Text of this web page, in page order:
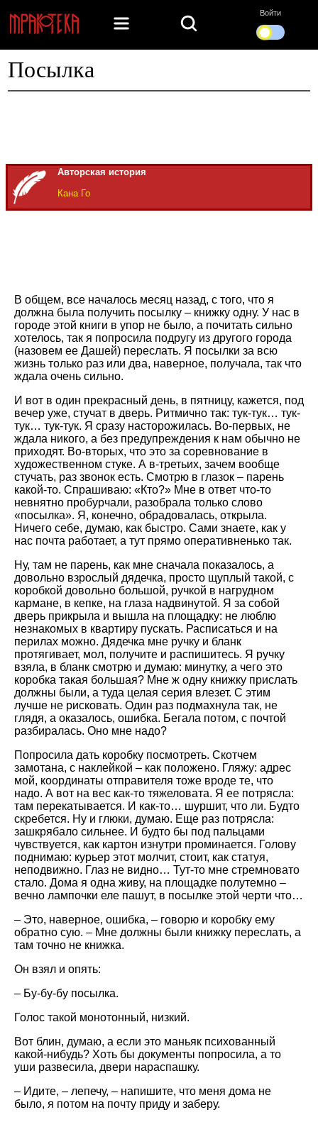
Войти
Посылка
Авторская история
Кана Го
В общем, все началось месяц назад, с того, что я
должна была получить посылку – книжку одну. У нас в
городе этой книги в упор не было, а почитать сильно
хотелось, так я попросила подругу из другого города
(назовем ее Дашей) переслать. Я посылки за всю
жизнь только раз или два, наверное, получала, так что
ждала очень сильно.
И вот в один прекрасный день, в пятницу, кажется, под
вечер уже, стучат в дверь. Ритмично так: тук-тук… тук-
тук… тук-тук. Я сразу насторожилась. Во-первых, не
ждала никого, а без предупреждения к нам обычно не
приходят. Во-вторых, что это за соревнование в
художественном стуке. А в-третьих, зачем вообще
стучать, раз звонок есть. Смотрю в глазок – парень
какой-то. Спрашиваю: «Кто?» Мне в ответ что-то
невнятно пробурчали, разобрала только слово
«посылка». Я, конечно, обрадовалась, открыла.
Ничего себе, думаю, как быстро. Сами знаете, как у
нас почта работает, а тут прямо оперативненько так.
Ну, там не парень, как мне сначала показалось, а
довольно взрослый дядечка, просто щуплый такой, с
коробкой довольно большой, ручкой в нагрудном
кармане, в кепке, на глаза надвинутой. Я за собой
дверь прикрыла и вышла на площадку: не люблю
незнакомых в квартиру пускать. Расписаться и на
перилах можно. Дядечка мне ручку и бланк
протягивает, мол, получите и распишитесь. Я ручку
взяла, в бланк смотрю и думаю: минутку, а чего это
коробка такая большая? Мне ж одну книжку прислать
должны были, а туда целая серия влезет. С этим
лучше не рисковать. Один раз подмахнула так, не
глядя, а оказалось, ошибка. Бегала потом, с почтой
разбиралась. Оно мне надо?
Попросила дать коробку посмотреть. Скотчем
замотана, с наклейкой – как положено. Гляжу: адрес
мой, координаты отправителя тоже вроде те, что
надо. А вот на вес как-то тяжеловата. Я ее потрясла:
там перекатывается. И как-то… шуршит, что ли. Будто
скребется. Ну и глюки, думаю. Еще раз потрясла:
зашкрябало сильнее. И будто бы под пальцами
чувствуется, как картон изнутри проминается. Голову
поднимаю: курьер этот молчит, стоит, как статуя,
неподвижно. Глаз не видно… Тут-то мне стремновато
стало. Дома я одна живу, на площадке полутемно –
вечно лампочки еле пашут, в посылке этой черти что…
– Это, наверное, ошибка, – говорю и коробку ему
обратно сую. – Мне должны были книжку переслать, а
там точно не книжка.
Он взял и опять:
– Бу-бу-бу посылка.
Голос такой монотонный, низкий.
Вот блин, думаю, а если это маньяк психованный
какой-нибудь? Хоть бы документы попросила, а то
уши развесила, двери нараспашку.
– Идите, – лепечу, – напишите, что меня дома не
было, я потом на почту приду и заберу.